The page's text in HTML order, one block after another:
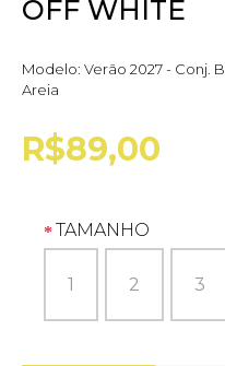
OFF WHITE
Modelo: Verão 2027 - Conj.
Areia
R$89,00
TAMANHO
1 2 3